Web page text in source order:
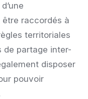
être raccordés à
territoriales
de partage inter-
disposer
pouvoir